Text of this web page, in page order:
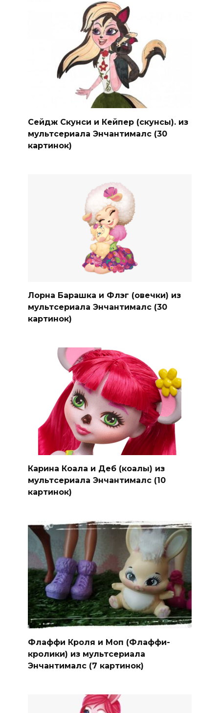
Сейдж Скунси и Кейпер (скунсы). из
мультсериала Энчантималс (30
картинок)
Лорна Барашка и Флэг (овечки) из
мультсериала Энчантималс (30
картинок)
Карина Коала и Деб (коалы) из
мультсериала Энчантималс (10
картинок)
Флаффи Кроля и Моп (Флаффи-
кролики) из мультсериала
Энчантималс (7 картинок)